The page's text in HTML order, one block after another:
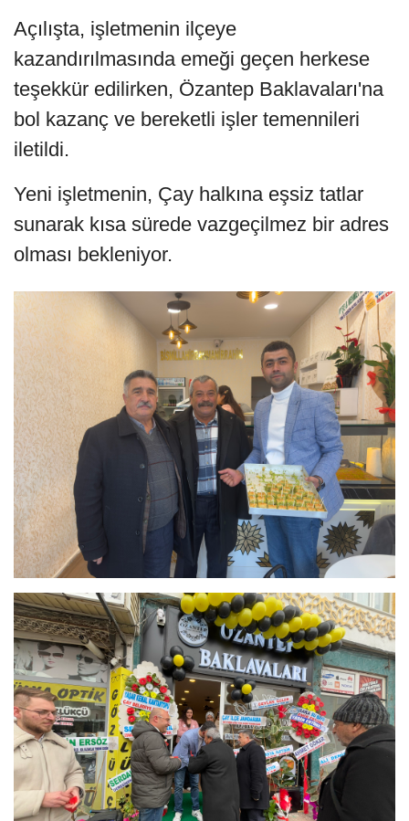
Açılışta, işletmenin ilçeye
kazandırılmasında emeği geçen herkese
teşekkür edilirken, Özantep Baklavaları'na
bol kazanç ve bereketli işler temennileri
iletildi.
Yeni işletmenin, Çay halkına eşsiz tatlar
sunarak kısa sürede vazgeçilmez bir adres
olması bekleniyor.